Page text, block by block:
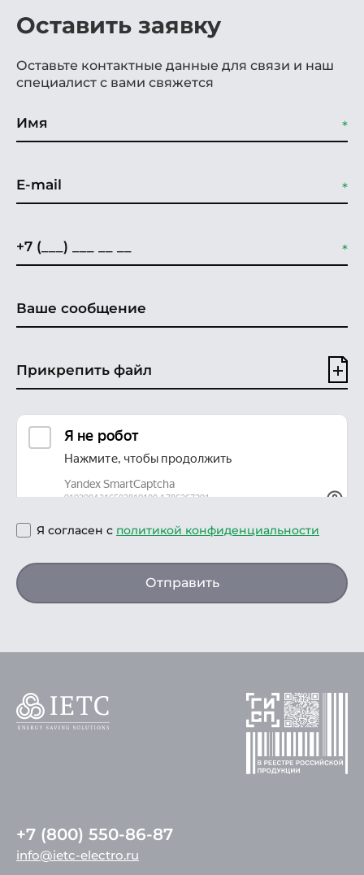
Оставить заявку
Оставьте контактные данные для связи и наш
специалист с вами свяжется
Прикрепить файл
Я согласен с политикой конфиденциальности
Отправить
+7 (800) 550-86-87
info@ietc-electro.ru